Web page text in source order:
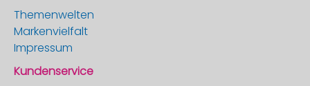
Themenwelten
Markenvielfalt
Impressum
Kundenservice